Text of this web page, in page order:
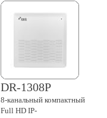
DR-1308P
8-канальный компактный
Full HD IP-